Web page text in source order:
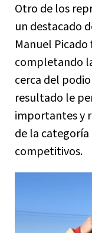
Otro de los
un destacado
Manuel
completando
cerca del
resultado le
importantes y
de la
competitivos.